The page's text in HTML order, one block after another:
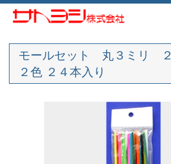
モールセット 丸３ミリ
２色 ２４本入り